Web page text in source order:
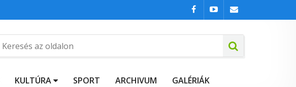
KULTÚRA SPORT ARCHIVUM GALÉRIÁK